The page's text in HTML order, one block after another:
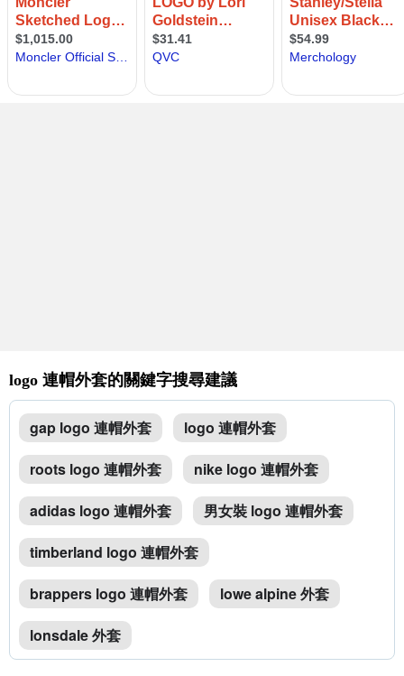
logo 連帽外套的關鍵字搜尋建議
gap logo 連帽外套
logo 連帽外套
roots logo 連帽外套
nike logo 連帽外套
adidas logo 連帽外套
男女裝 logo 連帽外套
timberland logo 連帽外套
brappers logo 連帽外套
lowe alpine 外套
lonsdale 外套